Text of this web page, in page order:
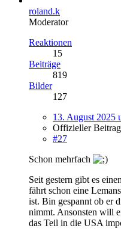
roland.k
Moderator
Reaktionen
15
Beiträge
819
Bilder
127
13. August 2025
Offizieller Beitrag
#27
Schon mehrfach
Seit gestern gibt es
fährt schon eine
ist. Bin gespannt ob er
nimmt. Ansonsten will
das Teil in die USA